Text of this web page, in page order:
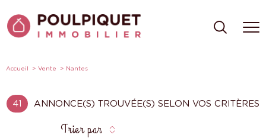
Accueil Vente Nantes
41 ANNONCE(S) TROUVÉE(S) SELON VOS CRITÈRES
Trier par